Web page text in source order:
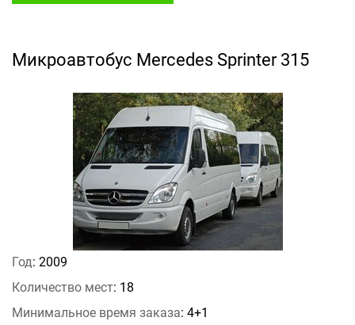
Микроавтобус Mercedes Sprinter 315
Год: 2009
Количество мест: 18
Минимальное время заказа: 4+1